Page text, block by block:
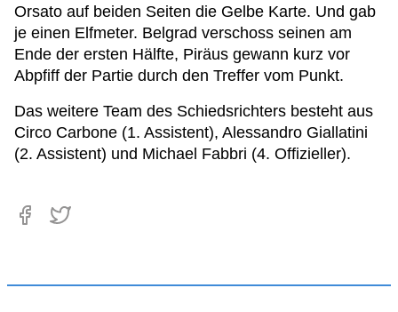
Orsato auf beiden Seiten die Gelbe Karte. Und gab
je einen Elfmeter. Belgrad verschoss seinen am
Ende der ersten Hälfte, Piräus gewann kurz vor
Abpfiff der Partie durch den Treffer vom Punkt.
Das weitere Team des Schiedsrichters besteht aus
Circo Carbone (1. Assistent), Alessandro Giallatini
(2. Assistent) und Michael Fabbri (4. Offizieller).